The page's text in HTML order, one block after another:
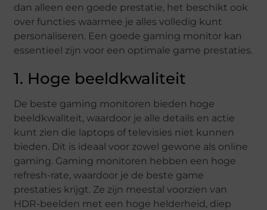
dan alleen een goede prestatie, het beschikt ook
over functies waarmee je alles volledig kunt
personaliseren. Een goede gaming monitor kan
essentieel zijn voor een optimale game prestaties.
1. Hoge beeldkwaliteit
De beste gaming monitoren bieden hoge
beeldkwaliteit, waardoor je alle details en actie
kunt zien die laptops of televisies niet kunnen
bieden. Dit is ideaal voor zowel gewone als online
gaming. Gaming monitoren hebben een hoge
refresh-rate, waardoor je de beste game
prestaties krijgt. Ze zijn meestal voorzien van
HDR-beelden met een hoge helderheid, diep